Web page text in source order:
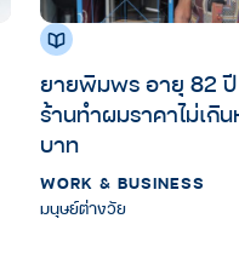
ยายพิมพร อายุ 82 ปี
ร้านทำผมราคาไม่เกิ
บาท
WORK & BUSINESS
มนุษย์ต่างวัย